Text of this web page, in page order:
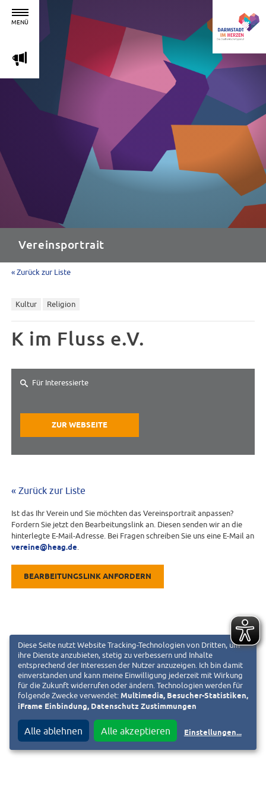
MENÜ
m
Vereinsportrait
« Zurück zur Liste
Kultur Religion
K im Fluss e.V.
Für Interessierte
ZUR WEBSEITE
« Zurück zur Liste
Ist das Ihr Verein und Sie möchten das Vereinsportrait anpassen?
Fordern Sie jetzt den Bearbeitungslink an. Diesen senden wir an die
hinterlegte E-Mail-Adresse. Bei Fragen schreiben Sie uns eine E-Mail an
vereine@heag.de
BEARBEITUNGSLINK ANFORDERN
Diese Seite nutzt Website Tracking-Technologien von Dritten, um
ihre Dienste anzubieten, stetig zu verbessern und Inhalte
entsprechend der Interessen der Nutzer anzuzeigen. Ich bin damit
einverstanden und kann meine Einwilligung jederzeit mit Wirkung
für die Zukunft widerrufen oder ändern. Technologien werden für
folgende Zwecke verwendet: Multimedia, Besucher-Statistiken,
iFrame Einbindung, Datenschutz Zustimmungen
Alle ablehnen Alle akzeptieren Einstellungen...